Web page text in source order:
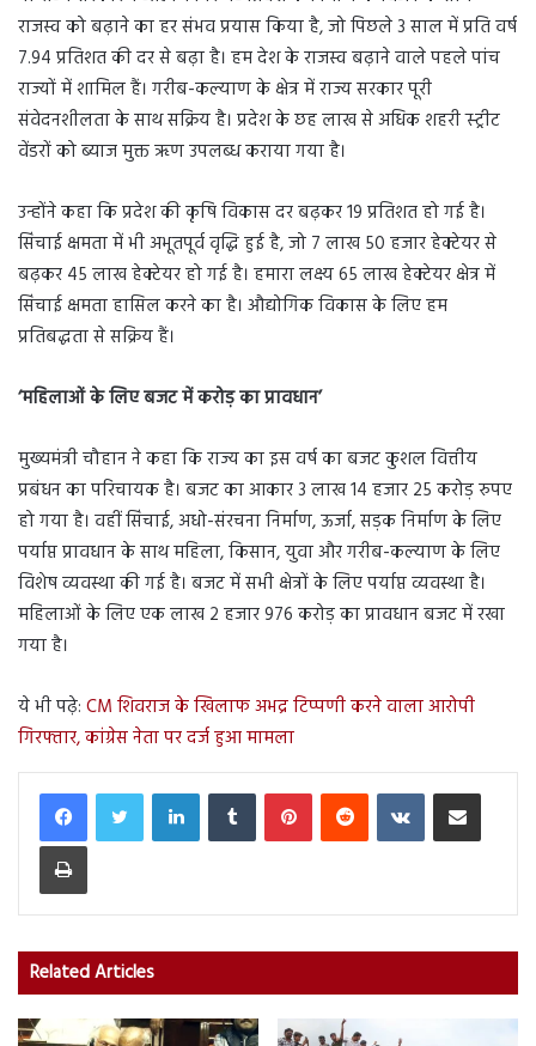
राजस्व को बढ़ाने का हर संभव प्रयास किया है, जो पिछले 3 साल में प्रति वर्ष
7.94 प्रतिशत की दर से बढ़ा है। हम देश के राजस्व बढ़ाने वाले पहले पांच
राज्यों में शामिल हैं। गरीब-कल्याण के क्षेत्र में राज्य सरकार पूरी
संवेदनशीलता के साथ सक्रिय है। प्रदेश के छह लाख से अधिक शहरी स्ट्रीट
वेंडरों को ब्याज मुक्त ऋण उपलब्ध कराया गया है।
उन्होंने कहा कि प्रदेश की कृषि विकास दर बढ़कर 19 प्रतिशत हो गई है।
सिंचाई क्षमता में भी अभूतपूर्व वृद्धि हुई है, जो 7 लाख 50 हजार हेक्टेयर से
बढ़कर 45 लाख हेक्टेयर हो गई है। हमारा लक्ष्य 65 लाख हेक्टेयर क्षेत्र में
सिंचाई क्षमता हासिल करने का है। औद्योगिक विकास के लिए हम
प्रतिबद्धता से सक्रिय हैं।
‘महिलाओं के लिए बजट में करोड़ का प्रावधान’
मुख्यमंत्री चौहान ने कहा कि राज्य का इस वर्ष का बजट कुशल वित्तीय
प्रबंधन का परिचायक है। बजट का आकार 3 लाख 14 हजार 25 करोड़ रुपए
हो गया है। वहीं सिंचाई, अधो-संरचना निर्माण, ऊर्जा, सड़क निर्माण के लिए
पर्याप्त प्रावधान के साथ महिला, किसान, युवा और गरीब-कल्याण के लिए
विशेष व्यवस्था की गई है। बजट में सभी क्षेत्रों के लिए पर्याप्त व्यवस्था है।
महिलाओं के लिए एक लाख 2 हजार 976 करोड़ का प्रावधान बजट में रखा
गया है।
ये भी पढ़े: CM शिवराज के खिलाफ अभद्र टिप्पणी करने वाला आरोपी
गिरफ्तार, कांग्रेस नेता पर दर्ज हुआ मामला
LinkedInTumblr PinterestReddit VKontakteShare via Email
Print
Related Articles